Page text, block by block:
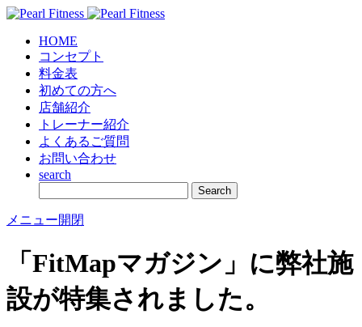
HOME
コンセプト
料金表
初めての方へ
店舗紹介
トレーナー紹介
よくあるご質問
お問い合わせ
search
メニュー開閉
「FitMapマガジン」に弊社施
設が特集されました。